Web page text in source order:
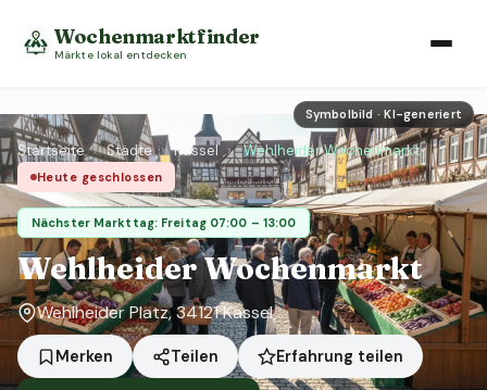
Wochenmarktfinder
Märkte lokal entdecken
Symbolbild · KI-generiert
Startseite › Städte › Kassel › Wehlheider Wochenmarkt
Heute geschlossen
Nächster Markttag: Freitag 07:00 – 13:00
Wehlheider Wochenmarkt
Wehlheider Platz, 34121 Kassel
Merken Teilen Erfahrung teilen